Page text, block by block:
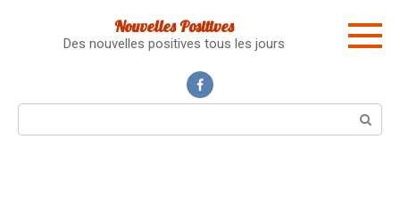
Nouvelles Positives
Des nouvelles positives tous les jours